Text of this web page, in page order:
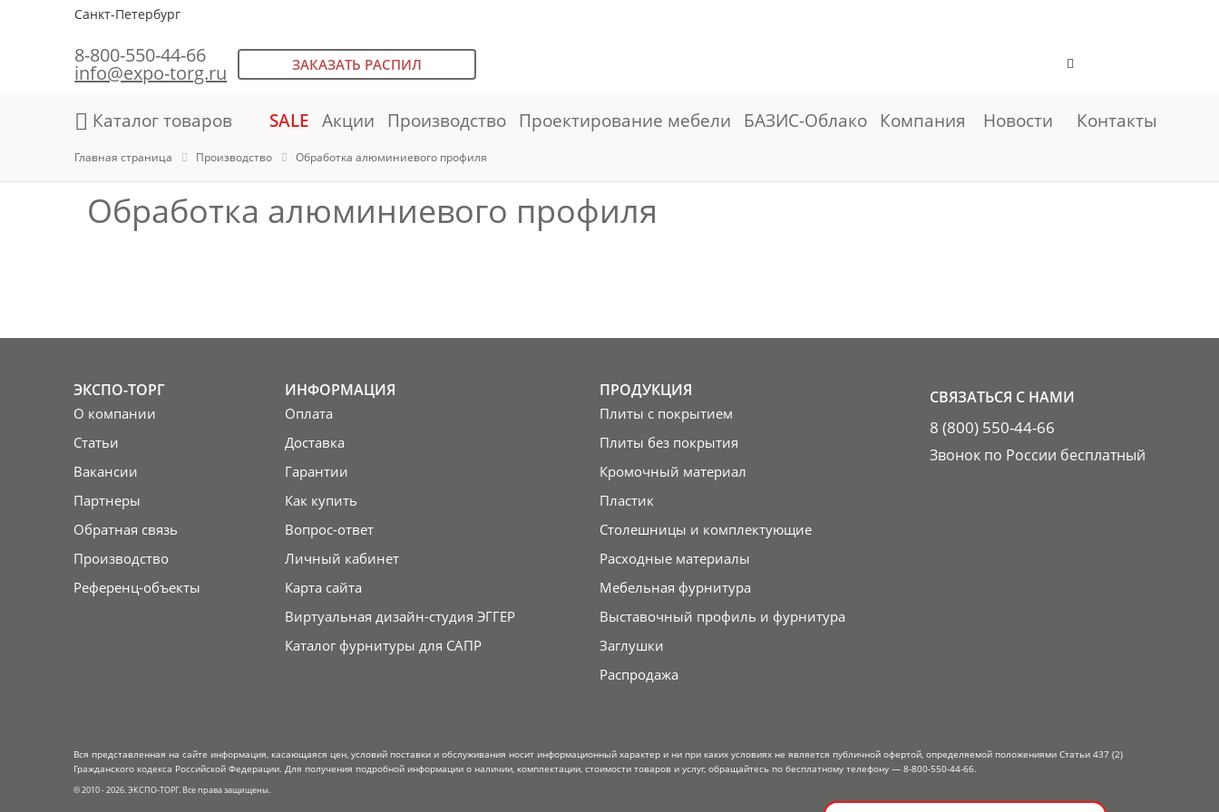
Санкт-Петербург
8-800-550-44-66
info@expo-torg.ru ЗАКАЗАТЬ РАСПИЛ
Каталог товаров SALE Акции Производство Проектирование мебели БАЗИС-Облако Компания Новости Контакты
Главная страница Производство Обработка алюминиевого профиля
Обработка алюминиевого профиля
ЭКСПО-ТОРГ
О компании
Статьи
Вакансии
Партнеры
Обратная связь
Производство
Референц-объекты
ИНФОРМАЦИЯ
Оплата
Доставка
Гарантии
Как купить
Вопрос-ответ
Личный кабинет
Карта сайта
Виртуальная дизайн-студия ЭГГЕР
Каталог фурнитуры для САПР
ПРОДУКЦИЯ
Плиты с покрытием
Плиты без покрытия
Кромочный материал
Пластик
Столешницы и комплектующие
Расходные материалы
Мебельная фурнитура
Выставочный профиль и фурнитура
Заглушки
Распродажа
СВЯЗАТЬСЯ С НАМИ
8 (800) 550-44-66
Звонок по России бесплатный
Вся представленная на сайте информация, касающаяся цен, условий поставки и обслуживания носит информационный характер и ни при каких условиях не является публичной офертой, определяемой положениями Статьи 437 (2)
Гражданского кодекса Российской Федерации. Для получения подробной информации о наличии, комплектации, стоимости товаров и услуг, обращайтесь по бесплатному телефону — 8-800-550-44-66.
© 2010 - 2026. ЭКСПО-ТОРГ. Все права защищены.